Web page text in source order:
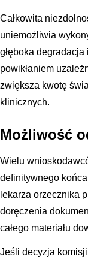
Całkowita
uniemożliwia
głęboka
powikłaniem
zwiększa kwotę
klinicznych.
Możliwość
Wielu
definitywnego
lekarza orzecznika
doręczenia
całego materiału
Jeśli decyzja